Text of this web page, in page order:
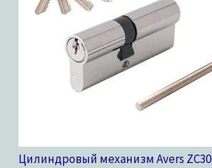
Цилиндровый механизм Avers ZC30